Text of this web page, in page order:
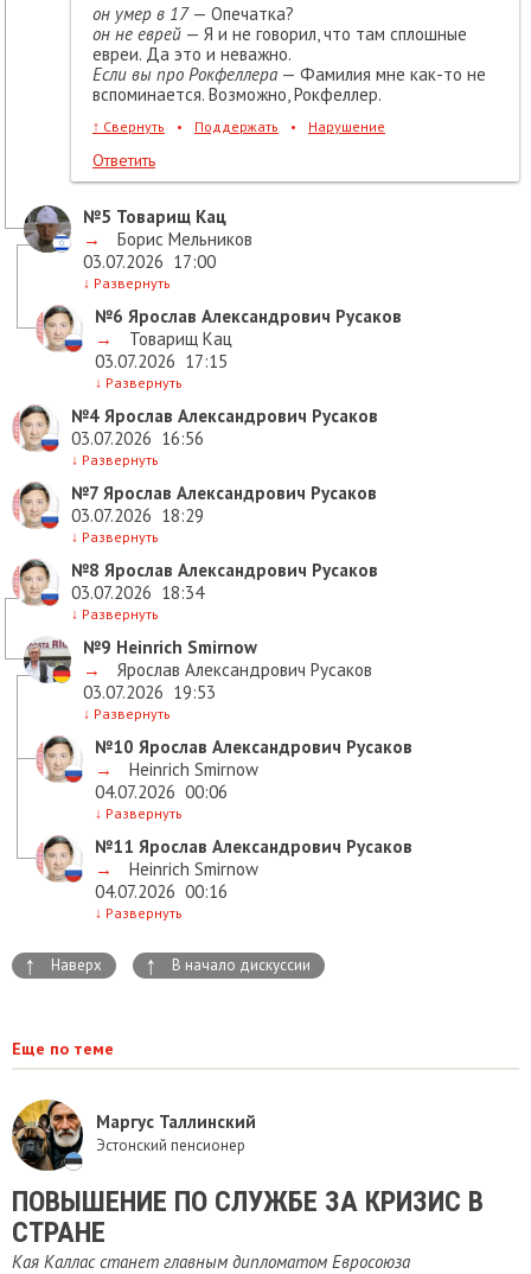
он умер в 17— Опечатка?
он не еврей — Я и не говорил, что там сплошные
евреи. Да это и неважно.
Если вы про Рокфеллера — Фамилия мне как-то не
вспоминается. Возможно, Рокфеллер.
↑ Свернуть • Поддержать • Нарушение
Ответить
№5 Товарищ Кац
→
Борис Мельников
03.07.2026 17:00
↓ Развернуть
№6 Ярослав Александрович Русаков
→
Товарищ Кац
03.07.2026 17:15
↓ Развернуть
№4 Ярослав Александрович Русаков
03.07.2026 16:56
↓ Развернуть
№7 Ярослав Александрович Русаков
03.07.2026 18:29
↓ Развернуть
№8 Ярослав Александрович Русаков
03.07.2026 18:34
↓ Развернуть
№9 Heinrich Smirnow
→
Ярослав Александрович Русаков
03.07.2026 19:53
↓ Развернуть
№10 Ярослав Александрович Русаков
→
Heinrich Smirnow
04.07.2026 00:06
↓ Развернуть
№11 Ярослав Александрович Русаков
→
Heinrich Smirnow
04.07.2026 00:16
↓ Развернуть
↑ Наверх ↑ В начало дискуссии
Еще по теме
Маргус Таллинский
Эстонский пенсионер
ПОВЫШЕНИЕ ПО СЛУЖБЕ ЗА КРИЗИС В
СТРАНЕ
Кая Каллас станет главным дипломатом Евросоюза